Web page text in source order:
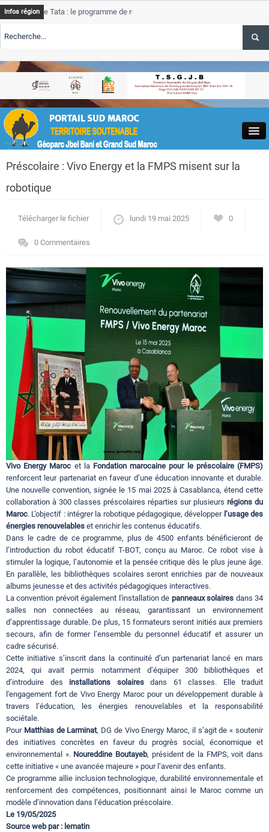
Close
Actualités
Circuits touristiques
Tourisme
Régions
Hotels
Evenements
Contact
Infos région
de Tata : le programme de rehabilitation post-inondations
TSGJB Tourisme : l’ONMT renforce l’aerien a Dakhla et
Tata
TSGJB Tourisme au Maroc : Transavia renforce les vols Paris-
Préscolaire : Vivo Energy et la FMPS misent sur la
robotique
Télécharger le fichier lundi 19 mai 2025 0
0 Commentaires
Vivo Energy Maroc et la Fondation marocaine pour le préscolaire (FMPS)
renforcent leur partenariat en faveur d’une éducation innovante et durable.
Une nouvelle convention, signée le 15 mai 2025 à Casablanca, étend cette
collaboration à 300 classes préscolaires réparties sur plusieurs régions du
Maroc. L’objectif : intégrer la robotique pédagogique, développer l’usage des
énergies renouvelables et enrichir les contenus éducatifs.
Dans le cadre de ce programme, plus de 4500 enfants bénéficieront de
l’introduction du robot éducatif T-BOT, conçu au Maroc. Ce robot vise à
stimuler la logique, l’autonomie et la pensée critique dès le plus jeune âge.
En parallèle, les bibliothèques scolaires seront enrichies par de nouveaux
albums jeunesse et des activités pédagogiques interactives.
La convention prévoit également l'installation de panneaux solaires dans 34
salles non connectées au réseau, garantissant un environnement
d’apprentissage durable. De plus, 15 formateurs seront initiés aux premiers
secours, afin de former l’ensemble du personnel éducatif et assurer un
cadre sécurisé.
Cette initiative s’inscrit dans la continuité d’un partenariat lancé en mars
2024, qui avait permis notamment d’équiper 300 bibliothèques et
d’introduire des installations solairesdans 61 classes. Elle traduit
l'engagement fort de Vivo Energy Maroc pour un développement durable à
travers l’éducation, les énergies renouvelables et la responsabilité
sociétale.
Pour Matthias de Larminat, DG de Vivo Energy Maroc, il s’agit de « soutenir
des initiatives concrètes en faveur du progrès social, économique et
environnemental ». Noureddine Boutayeb, président de la FMPS, voit dans
cette initiative « une avancée majeure » pour l’avenir des enfants.
Ce programme allie inclusion technologique, durabilité environnementale et
renforcement des compétences, positionnant ainsi le Maroc comme un
modèle d’innovation dans l’éducation préscolaire.
Le 19/05/2025
Source web par : lematin